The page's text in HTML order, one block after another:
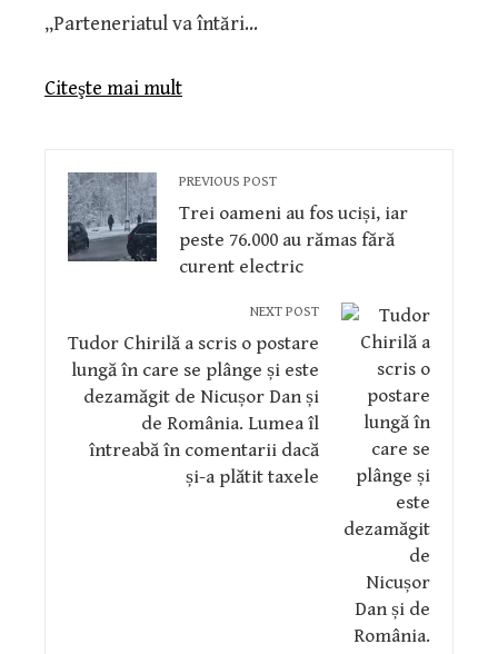
„Parteneriatul va întări…
Citeşte mai mult
PREVIOUS POST
Trei oameni au fos uciși, iar
peste 76.000 au rămas fără
curent electric
NEXT POST
Tudor Chirilă a scris o postare
lungă în care se plânge și este
dezamăgit de Nicușor Dan și
de România. Lumea îl
întreabă în comentarii dacă
și-a plătit taxele